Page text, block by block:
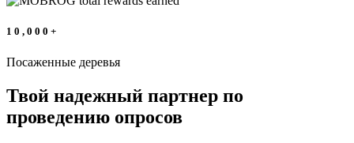
1 0 , 0 0 0 +
Посаженные деревья
Твой надежный партнер по
проведению опросов